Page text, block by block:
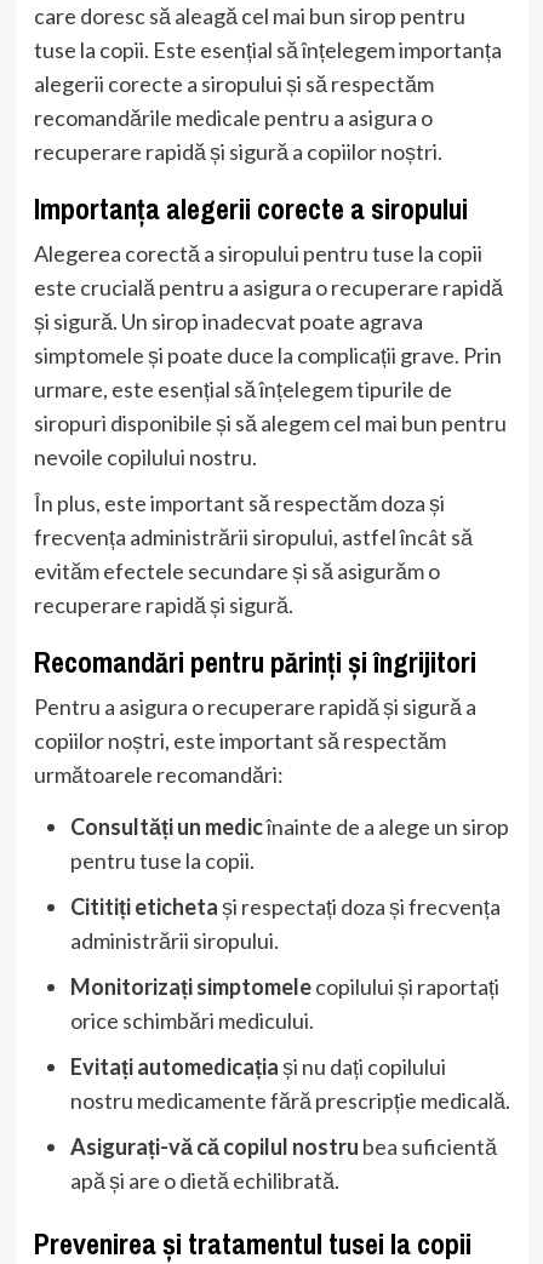
care doresc să aleagă cel mai bun sirop pentru
tuse la copii. Este esențial să înțelegem importanța
alegerii corecte a siropului și să respectăm
recomandările medicale pentru a asigura o
recuperare rapidă și sigură a copiilor noștri.
Importanța alegerii corecte a siropului
Alegerea corectă a siropului pentru tuse la copii
este crucială pentru a asigura o recuperare rapidă
și sigură. Un sirop inadecvat poate agrava
simptomele și poate duce la complicații grave. Prin
urmare, este esențial să înțelegem tipurile de
siropuri disponibile și să alegem cel mai bun pentru
nevoile copilului nostru.
În plus, este important să respectăm doza și
frecvența administrării siropului, astfel încât să
evităm efectele secundare și să asigurăm o
recuperare rapidă și sigură.
Recomandări pentru părinți și îngrijitori
Pentru a asigura o recuperare rapidă și sigură a
copiilor noștri, este important să respectăm
următoarele recomandări:
Consultăți un medicînainte de a alege un sirop
pentru tuse la copii.
Cititiți etichetași respectați doza și frecvența
administrării siropului.
Monitorizați simptomelecopilului și raportați
orice schimbări medicului.
Evitați automedicațiași nu dați copilului
nostru medicamente fără prescripție medicală.
Asigurați-vă că copilul nostru bea suficientă
apă și are o dietă echilibrată.
Prevenirea și tratamentul tusei la copii